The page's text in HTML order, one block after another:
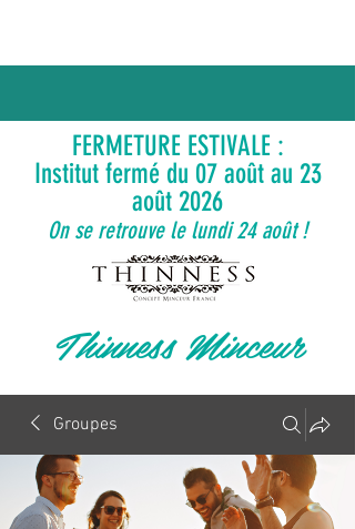
FERMETURE ESTIVALE :
Institut fermé du 07 août au 23
août 2026
On se retrouve le lundi 24 août !
Thinness Minceur
Groupes